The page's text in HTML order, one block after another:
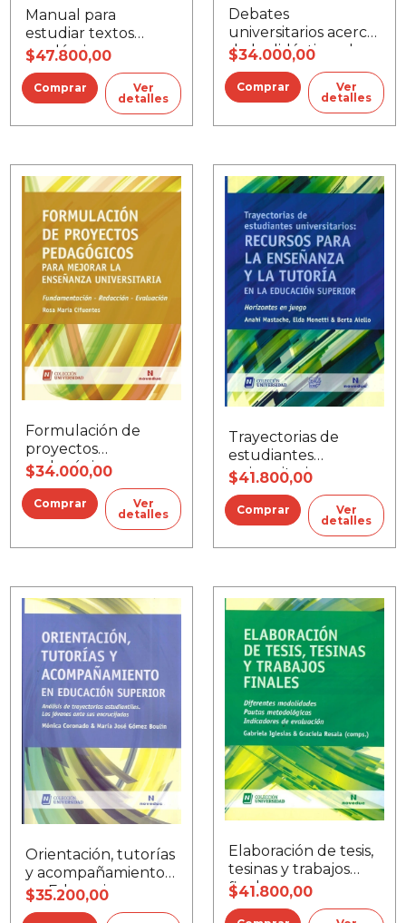
Manual para
estudiar textos
académicos
$47.800,00
Ver
detalles
Debates
universitarios acerca
de lo didáctico y la
formación docente
$34.000,00
Ver
detalles
Formulación de
proyectos
pedagógicos para
mejorar la
enseñanza
universitaria
$34.000,00
Ver
detalles
Trayectorias de
estudiantes
universitarios:
recursos para la
enseñanza y la
tutoría
$41.800,00
Ver
detalles
Orientación, tutorías
y acompañamiento
en Educacion
Superior
$35.200,00
Elaboración de tesis,
tesinas y trabajos
finales
$41.800,00